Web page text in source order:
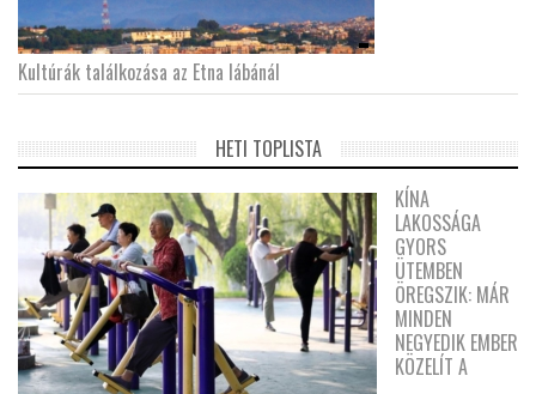
Kultúrák találkozása az Etna lábánál
HETI TOPLISTA
KÍNA
LAKOSSÁGA
GYORS
ÜTEMBEN
ÖREGSZIK: MÁR
MINDEN
NEGYEDIK EMBER
KÖZELÍT A